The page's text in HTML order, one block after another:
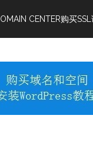
CENTER购买SSL